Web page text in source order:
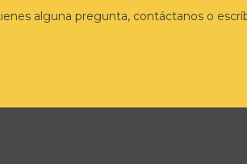
alguna pregunta, contáctanos o